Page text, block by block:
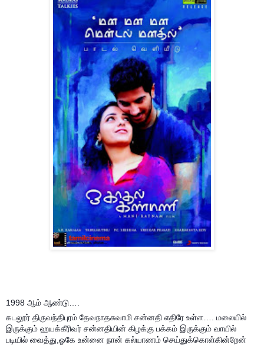
1998 ஆம் ஆண்டு….
கடலூர் திருவந்திபுரம் தேவநாதசுவாமி சன்னதி எதிரே உள்ள…. மலையில்
இருக்கும் ஹயக்கீரிவர் சன்னதியின் கிழக்கு பக்கம் இருக்கும் வாயில்
படியில் வைத்து,ஓகே உன்னை நான் கல்யாணம் செய்துக்கொள்கின்றேன்